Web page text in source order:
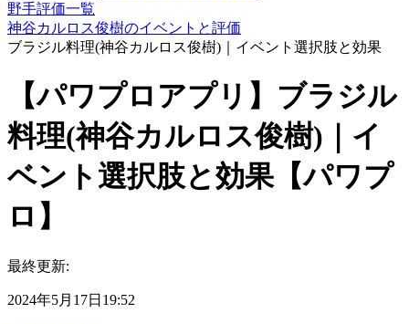
野手評価一覧
神谷カルロス俊樹のイベントと評価
ブラジル料理(神谷カルロス俊樹)｜イベント選択肢と効果
【パワプロアプリ】ブラジル
料理(神谷カルロス俊樹)｜イ
ベント選択肢と効果【パワプ
ロ】
最終更新:
2024年5月17日19:52